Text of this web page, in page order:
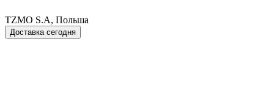
TZMO S.A, Польша
Доставка сегодня